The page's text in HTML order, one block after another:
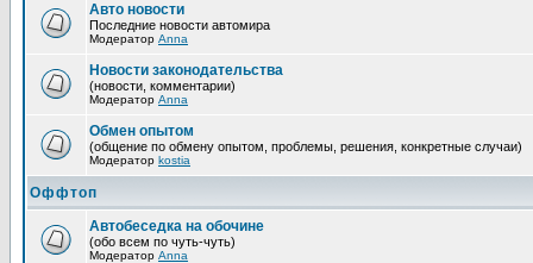
Авто новости
Последние новости автомира
Модератор Anna
Новости законодательства
(новости, комментарии)
Модератор Anna
Обмен опытом
(общение по обмену опытом, проблемы, решения, конкретные случаи)
Модератор kostia
Оффтоп
Автобеседка на обочине
(обо всем по чуть-чуть)
Модератор Anna